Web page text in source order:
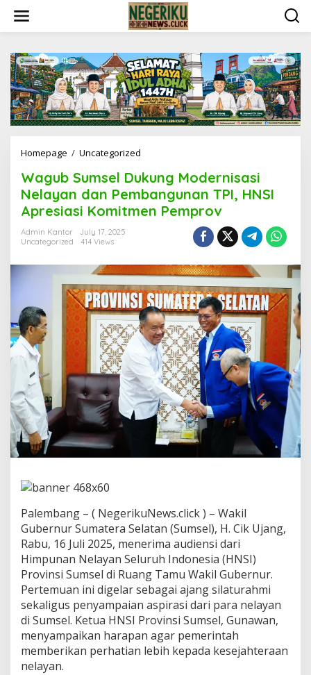
i
Homepage / Uncategorized
g
u
b
S
e
l
D
u
k
u
n
M
o
d
e
e
l
a
a
n
d
a
n
P
e
m
Wagub Sumsel Dukung Modernisasi
Nelayan dan Pembangunan TPI, HNSI
Apresiasi Komitmen Pemprov
Admin Kantor
July 17, 2025
Uncategorized
414 Views
Palembang – ( NegerikuNews.click ) – Wakil
Gubernur Sumatera Selatan (Sumsel), H. Cik Ujang,
Rabu, 16 Juli 2025, menerima audiensi dari
Himpunan Nelayan Seluruh Indonesia (HNSI)
Provinsi Sumsel di Ruang Tamu Wakil Gubernur.
Pertemuan ini digelar sebagai ajang silaturahmi
sekaligus penyampaian aspirasi dari para nelayan
di Sumsel. Ketua HNSI Provinsi Sumsel, Gunawan,
menyampaikan harapan agar pemerintah
memberikan perhatian lebih kepada kesejahteraan
nelayan.